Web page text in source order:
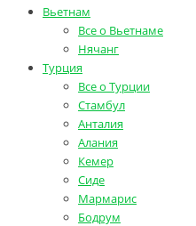
Вьетнам
Все о Вьетнаме
Нячанг
Турция
Все о Турции
Стамбул
Анталия
Алания
Кемер
Сиде
Мармарис
Бодрум